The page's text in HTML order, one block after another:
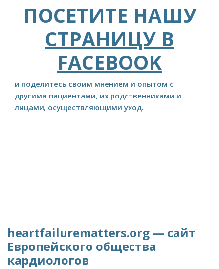
ПОСЕТИТЕ НАШУ
СТРАНИЦУ В
FACEBOOK
и поделитесь своим мнением и опытом с
другими пациентами, их родственниками и
лицами, осуществляющими уход.
heartfailurematters.org — сайт
Европейского общества
кардиологов